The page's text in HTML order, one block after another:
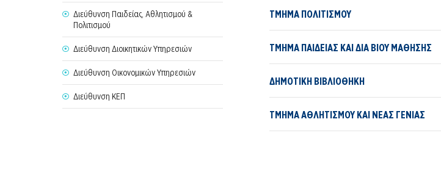
ΤΜΗΜΑ ΠΟΛΙΤΙΣΜΟΥ
ΤΜΗΜΑ ΠΑΙΔΕΙΑΣ ΚΑΙ ΔΙΑ ΒΙΟΥ ΜΑΘΗΣΗΣ
ΔΗΜΟΤΙΚΗ ΒΙΒΛΙΟΘΗΚΗ
ΤΜΗΜΑ ΑΘΛΗΤΙΣΜΟΥ ΚΑΙ ΝΕΑΣ ΓΕΝΙΑΣ
Διεύθυνση Παιδείας, Αθλητισμού &
Πολιτισμού
Διεύθυνση Διοικητικών Υπηρεσιών
Διεύθυνση Οικονομικών Υπηρεσιών
Διεύθυνση ΚΕΠ